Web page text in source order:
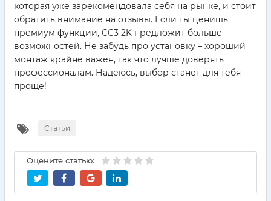
которая уже зарекомендовала себя на рынке, и стоит
обратить внимание на отзывы. Если ты ценишь
премиум функции, CC3 2K предложит больше
возможностей. Не забудь про установку – хороший
монтаж крайне важен, так что лучше доверять
профессионалам. Надеюсь, выбор станет для тебя
проще!
Статьи
Оцените статью: